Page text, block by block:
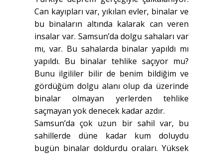
Can kayıpları var, yıkılan evler, binalar ve
bu binaların altında kalarak can veren
insalar var. Samsun’da dolgu sahaları var
mı, var. Bu sahalarda binalar yapıldı mı
yapıldı. Bu binalar tehlike saçıyor mu?
Bunu ilgililer bilir de benim bildiğim ve
gördüğüm dolgu alanı olup da üzerinde
binalar olmayan yerlerden tehlike
saçmayan yok denecek kadar azdır.
Samsun’da çok uzun bir sahil var, bu
sahillerde düne kadar kum doluydu
bugün binalar doldurdu oraları. Yüksek